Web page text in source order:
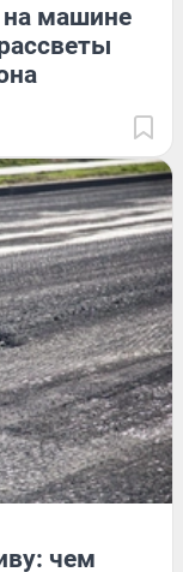
на машине
чем